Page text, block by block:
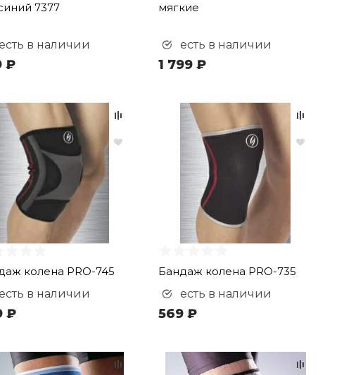
7377
в наличии
₽
мягкие
есть в наличии
1 799 ₽
колена PRO-745
в наличии
₽
Бандаж колена PRO-735
есть в наличии
569 ₽